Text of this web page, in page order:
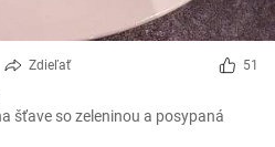
Zdieľať 51
šťave so zeleninou a posypaná